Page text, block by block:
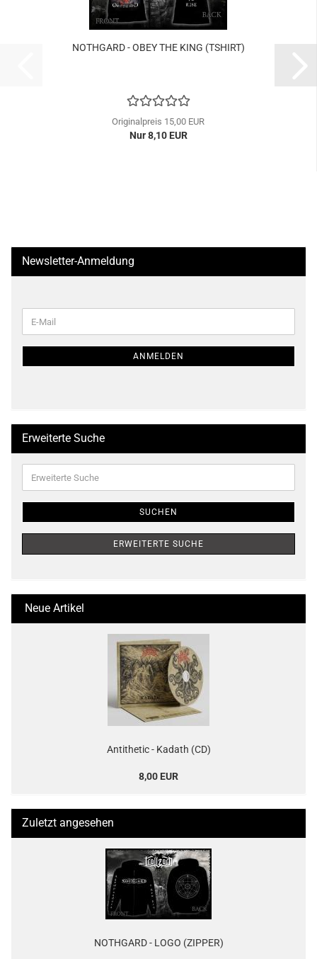
NOTHGARD - OBEY THE KING (TSHIRT)
Originalpreis 15,00 EUR
Nur 8,10 EUR
Newsletter-Anmeldung
ZUR
E-
Mail
ANMELDEN
Erweiterte Suche
Suche
SUCHEN
ERWEITERTE SUCHE
Neue Artikel
Antithetic - Kadath (CD)
8,00 EUR
Zuletzt angesehen
NOTHGARD - LOGO (ZIPPER)